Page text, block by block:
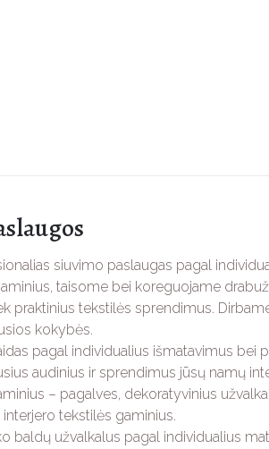
siuvimo paslaugas pagal
taisome bei koreguojame
praktinius tekstilės sprendimus.
kokybės.
pagal individualius išmatavimus bei
audinius ir sprendimus jūsų namų
– pagalves, dekoratyvinius
tekstilės gaminius.
baldų užvalkalus pagal individualius